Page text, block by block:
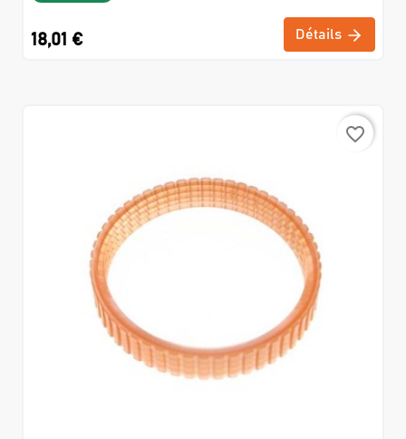
18,01 € Détails
favorite_border